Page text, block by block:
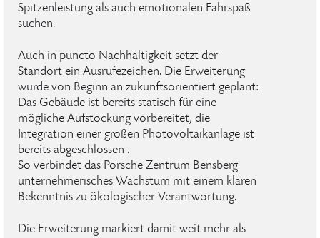
Spitzenleistung als auch emotionalen Fahrspaß
suchen.
Auch in puncto Nachhaltigkeit setzt der
Standort ein Ausrufezeichen. Die Erweiterung
wurde von Beginn an zukunftsorientiert geplant:
Das Gebäude ist bereits statisch für eine
mögliche Aufstockung vorbereitet, die
Integration einer großen Photovoltaikanlage ist
bereits abgeschlossen .
So verbindet das Porsche Zentrum Bensberg
unternehmerisches Wachstum mit einem klaren
Bekenntnis zu ökologischer Verantwortung.
Die Erweiterung markiert damit weit mehr als